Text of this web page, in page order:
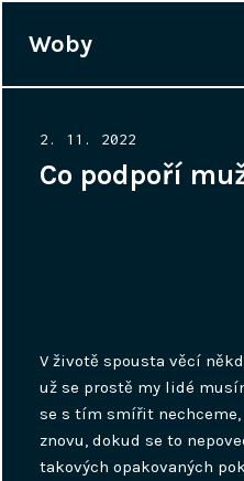
Woby
Posted
on
2. 11. 2022
Co podpoří
V životě spousta věcí
už se prostě my lidé
se s tím smířit
znovu, dokud se to
takových opakovaných